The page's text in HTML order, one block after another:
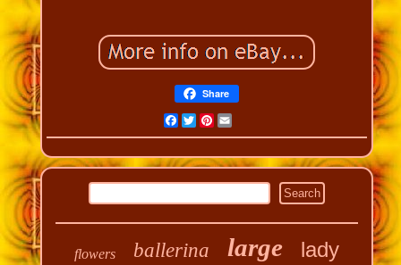
Share
Facebook
Twitter
Pinterest
Email
flowers ballerina large lady